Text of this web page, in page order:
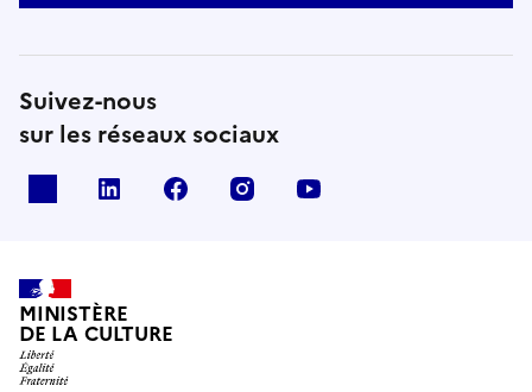
Suivez-nous
sur les réseaux sociaux
linkedin facebook instagram
MINISTÈRE
DE LA CULTURE